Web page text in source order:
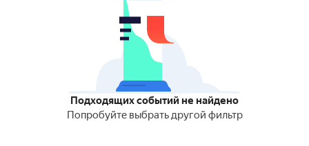
Подходящих событий не найдено
Попробуйте выбрать другой фильтр